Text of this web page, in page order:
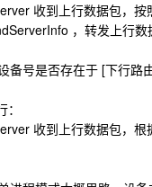
收到上行数据包，
，转发上行数
备号是否存在于 [下行路
收到上行数据包，根